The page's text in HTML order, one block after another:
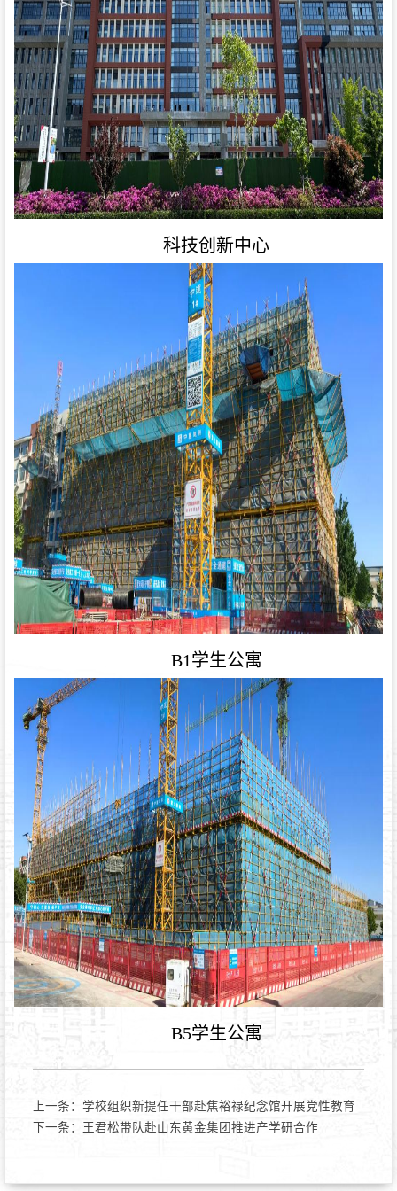
科技创新中心
B1学生公寓
B5学生公寓
上一条： 学校组织新提任干部赴焦裕禄纪念馆开展党性教育
下一条：
王君松带队赴山东黄金集团推进产学研合作